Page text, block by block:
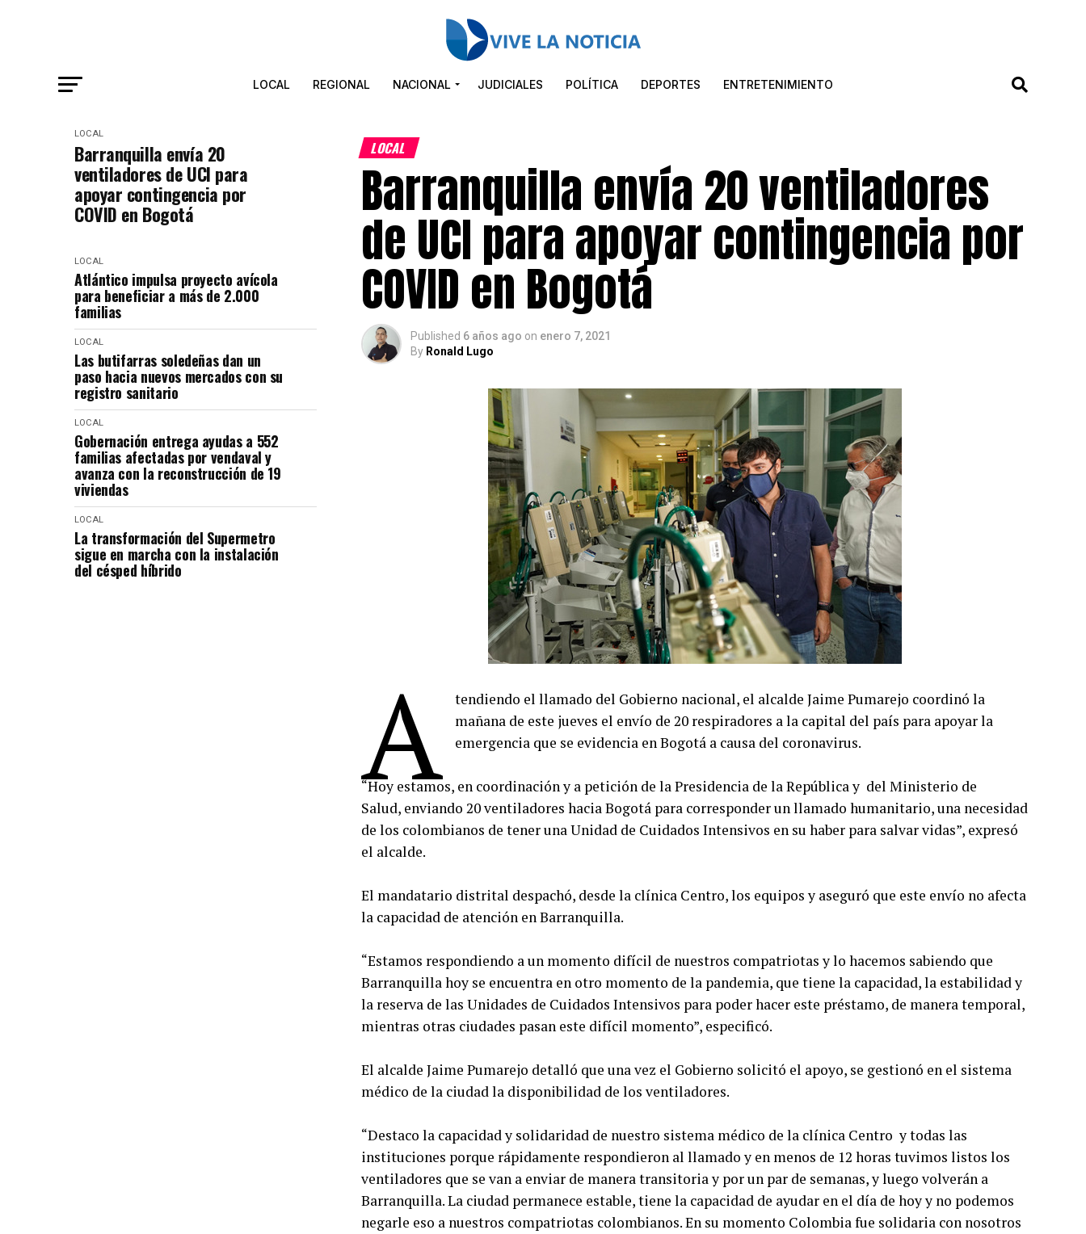
LOCAL REGIONAL NACIONAL JUDICIALES POLÍTICA DEPORTES ENTRETENIMIENTO
LOCAL
Barranquilla envía 20
ventiladores de UCI para
apoyar contingencia por
COVID en Bogotá
LOCAL
Atlántico impulsa proyecto avícola
para beneficiar a más de 2.000
familias
LOCAL
Las butifarras soledeñas dan un
paso hacia nuevos mercados con su
registro sanitario
LOCAL
Gobernación entrega ayudas a 552
familias afectadas por vendaval y
avanza con la reconstrucción de 19
viviendas
LOCAL
La transformación del Supermetro
sigue en marcha con la instalación
del césped híbrido
LOCAL
Barranquilla envía 20 ventiladores
de UCI para apoyar contingencia por
COVID en Bogotá
Published 6 años ago on enero 7, 2021
By Ronald Lugo
A
tendiendo el llamado del Gobierno nacional, el alcalde Jaime Pumarejo coordinó la
mañana de este jueves el envío de 20 respiradores a la capital del país para apoyar la
emergencia que se evidencia en Bogotá a causa del coronavirus.
“Hoy estamos, en coordinación y a petición de la Presidencia de la República y del Ministerio de
Salud, enviando 20 ventiladores hacia Bogotá para corresponder un llamado humanitario, una necesidad
de los colombianos de tener una Unidad de Cuidados Intensivos en su haber para salvar vidas”, expresó
el alcalde.
El mandatario distrital despachó, desde la clínica Centro, los equipos y aseguró que este envío no afecta
la capacidad de atención en Barranquilla.
“Estamos respondiendo a un momento difícil de nuestros compatriotas y lo hacemos sabiendo que
Barranquilla hoy se encuentra en otro momento de la pandemia, que tiene la capacidad, la estabilidad y
la reserva de las Unidades de Cuidados Intensivos para poder hacer este préstamo, de manera temporal,
mientras otras ciudades pasan este difícil momento”, especificó.
El alcalde Jaime Pumarejo detalló que una vez el Gobierno solicitó el apoyo, se gestionó en el sistema
médico de la ciudad la disponibilidad de los ventiladores.
“Destaco la capacidad y solidaridad de nuestro sistema médico de la clínica Centro y todas las
instituciones porque rápidamente respondieron al llamado y en menos de 12 horas tuvimos listos los
ventiladores que se van a enviar de manera transitoria y por un par de semanas, y luego volverán a
Barranquilla. La ciudad permanece estable, tiene la capacidad de ayudar en el día de hoy y no podemos
negarle eso a nuestros compatriotas colombianos. En su momento Colombia fue solidaria con nosotros